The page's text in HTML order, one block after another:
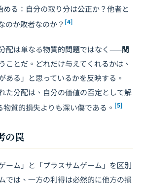
る：自分の取り分は公正か？他者と
のか敗者なのか？ [4]
配は単なる物質的問題ではなく——関
ことだ。どれだけ与えてくれるかは、
ある」と思っているかを反映する。
た分配は、自分の価値の否定として解
質的損失よりも深い傷である。 [5]
の罠
ーム」と「プラスサムゲーム」を区別
では、一方の利得は必然的に他方の損